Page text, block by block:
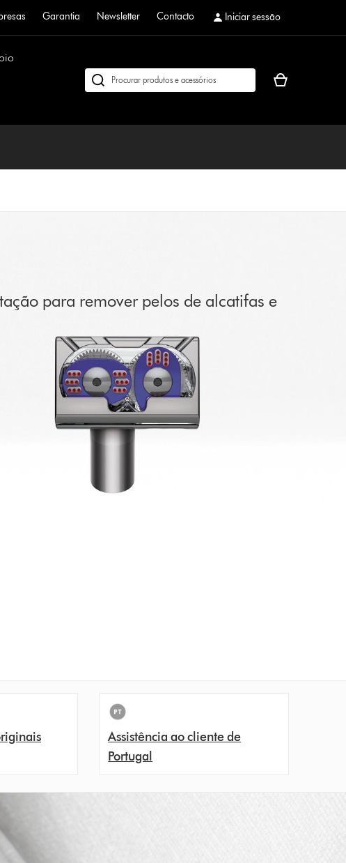
Garantia Newsletter Contacto Iniciar sessão
Pesquisar
O
de
para remover pelos de alcatifas e
Assistência ao cliente de
Portugal